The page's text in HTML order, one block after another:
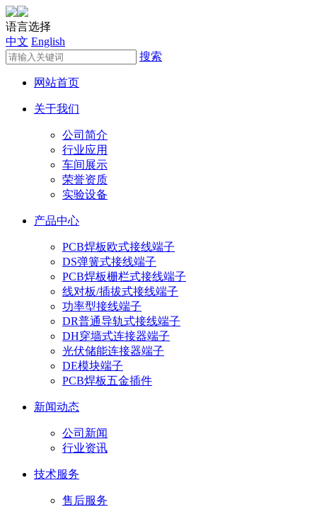
语言选择
中文 English
搜索
网站首页
关于我们
公司简介
行业应用
车间展示
荣誉资质
实验设备
产品中心
PCB焊板欧式接线端子
DS弹簧式接线端子
PCB焊板栅栏式接线端子
线对板/插拔式接线端子
功率型接线端子
DR普通导轨式接线端子
DH穿墙式连接器端子
光伏储能连接器端子
DE模块端子
PCB焊板五金插件
新闻动态
公司新闻
行业资讯
技术服务
售后服务